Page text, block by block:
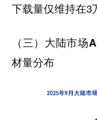
下载量仅维持在3
（三）大陆市
材量分布